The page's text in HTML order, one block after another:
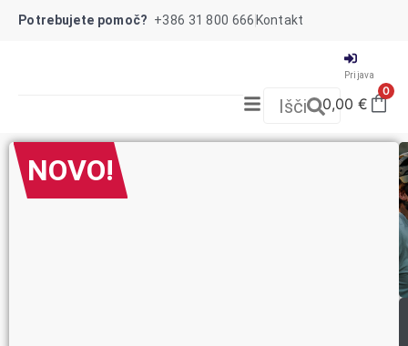
Potrebujete pomoč? +386 31 800 666 Kontakt
Prijava
Išči
0
0,00 €
NOVO!